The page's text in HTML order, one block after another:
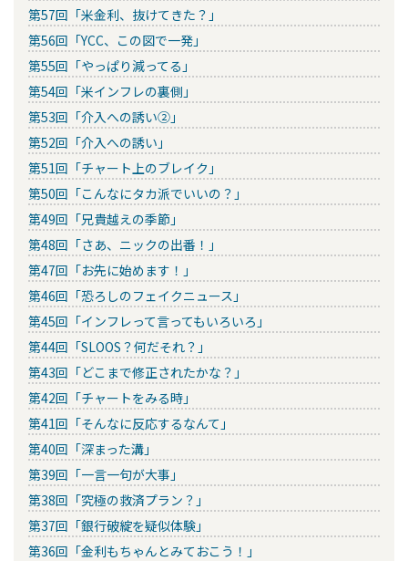
第57回「米金利、抜けてきた？」
第56回「YCC、この図で一発」
第55回「やっぱり減ってる」
第54回「米インフレの裏側」
第53回「介入への誘い②」
第52回「介入への誘い」
第51回「チャート上のブレイク」
第50回「こんなにタカ派でいいの？」
第49回「兄貴越えの季節」
第48回「さあ、ニックの出番！」
第47回「お先に始めます！」
第46回「恐ろしのフェイクニュース」
第45回「インフレって言ってもいろいろ」
第44回「SLOOS？何だそれ？」
第43回「どこまで修正されたかな？」
第42回「チャートをみる時」
第41回「そんなに反応するなんて」
第40回「深まった溝」
第39回「一言一句が大事」
第38回「究極の救済プラン？」
第37回「銀行破綻を疑似体験」
第36回「金利もちゃんとみておこう！」